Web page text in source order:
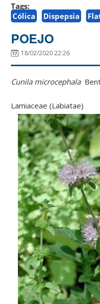
Tags:
Cólica
Dispepsia
POEJO
18/02/2020 22:26
Cunila microcephala
Lamiaceae (Labiatae)